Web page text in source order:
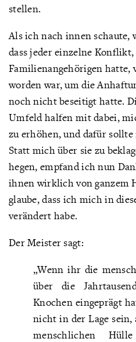
stellen.
Als ich nach innen
dass jeder einzelne
Familienangehörigen
worden war, um die
noch nicht beseitigt hatte.
Umfeld halfen mit dabei,
zu erhöhen, und dafür
Statt mich über sie zu
hegen, empfand ich nun
ihnen wirklich von ganzem
glaube, dass ich mich in
verändert habe.
Der Meister sagt:
„Wenn ihr die
über die
Knochen eingeprägt
nicht in der Lage
menschlichen